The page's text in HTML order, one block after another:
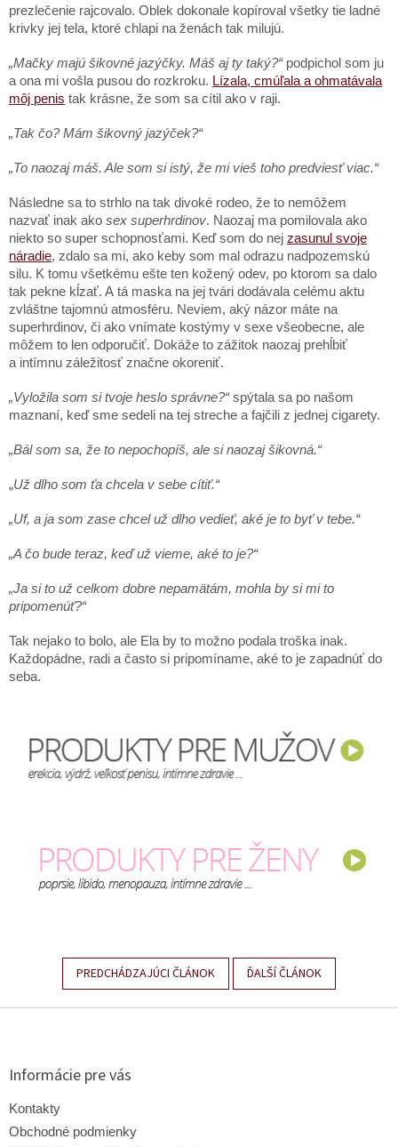
prezlečenie rajcovalo. Oblek dokonale kopíroval všetky tie ladné
krivky jej tela, ktoré chlapi na ženách tak milujú.
„Mačky majú šikovné jazýčky. Máš aj ty taký?“podpichol som ju
a ona mi vošla pusou do rozkroku. Lízala, cmúľala a ohmatávala
môj penis tak krásne, že som sa cítil ako v raji.
„Tak čo? Mám šikovný jazýček?“
„To naozaj máš. Ale som si istý, že mi vieš toho predviesť viac.“
Následne sa to strhlo na tak divoké rodeo, že to nemôžem
nazvať inak ako sex superhrdinov. Naozaj ma pomilovala ako
niekto so super schopnosťami. Keď som do nej zasunul svoje
náradie, zdalo sa mi, ako keby som mal odrazu nadpozemskú
silu. K tomu všetkému ešte ten kožený odev, po ktorom sa dalo
tak pekne kĺzať. A tá maska na jej tvári dodávala celému aktu
zvláštne tajomnú atmosféru. Neviem, aký názor máte na
superhrdinov, či ako vnímate kostýmy v sexe všeobecne, ale
môžem to len odporučiť. Dokáže to zážitok naozaj prehĺbiť
a intímnu záležitosť značne okoreniť.
„Vyložila som si tvoje heslo správne?“spýtala sa po našom
maznaní, keď sme sedeli na tej streche a fajčili z jednej cigarety.
„Bál som sa, že to nepochopíš, ale si naozaj šikovná.“
„Už dlho som ťa chcela v sebe cítiť.“
„Uf, a ja som zase chcel už dlho vedieť, aké je to byť v tebe.“
„A čo bude teraz, keď už vieme, aké to je?“
„Ja si to už celkom dobre nepamätám, mohla by si mi to
pripomenúť?“
Tak nejako to bolo, ale Ela by to možno podala troška inak.
Každopádne, radi a často si pripomíname, aké to je zapadnúť do
seba.
PREDCHÁDZAJÚCI ČLÁNOK ĎALŠÍ ČLÁNOK
Z
Informácie pre vás
Kontakty
Obchodné podmienky